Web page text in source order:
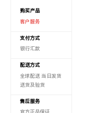
购买产品
客户服务
支付方式
银行汇款
配送方式
全球配送 当日发货
送货及验货
售后服务
官方正品保证